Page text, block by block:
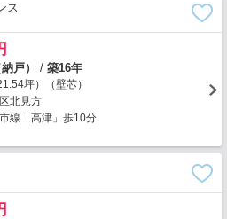
ス
戸） / 築16年
坪）（壁芯）
北見方
線「高津」歩10分